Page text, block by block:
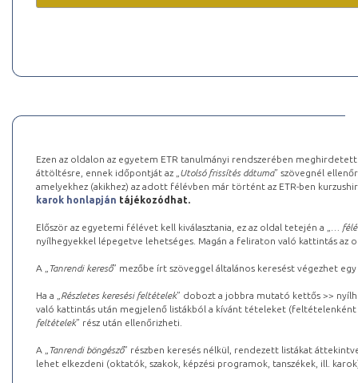
Ezen az oldalon az egyetem ETR tanulmányi rendszerében
áttöltésre, ennek időpontját az „ Utolsó frissítés dátuma” szövegnél
amelyekhez (akikhez) az adott félévben már történt az ETR-ben
karok honlapján tájékozódhat.
Először az egyetemi félévet kell kiválasztania, ez az oldal tetején a „
…
nyílhegyekkel lépegetve lehetséges. Magán a feliraton való kattintás az
A „ Tanrendi kereső” mezőbe írt szöveggel általános keresést végezhet
Ha a „ Részletes keresési feltételek” dobozt a jobbra mutató kettős >>
való kattintás után megjelenő listákból a kívánt tételeket (feltételenként
feltételek” rész után ellenőrizheti.
A „ Tanrendi böngésző” részben keresés nélkül, rendezett listákat
lehet elkezdeni (oktatók, szakok, képzési programok, tanszékek, ill.